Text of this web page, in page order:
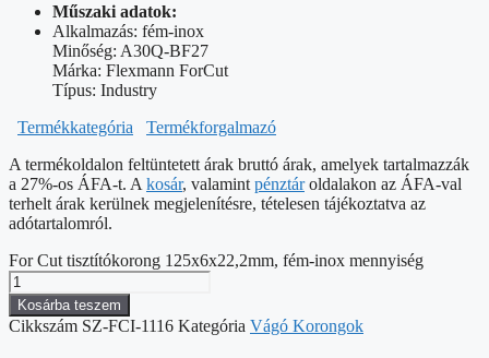
Műszaki adatok:
Alkalmazás: fém-inox
Minőség: A30Q-BF27
Márka: Flexmann ForCut
Típus: Industry
Termékkategória
Termékforgalmazó
A termékoldalon feltüntetett árak bruttó árak, amelyek tartalmazzák
a 27%-os ÁFA-t. A kosár, valamint pénztároldalakon az ÁFA-val
terhelt árak kerülnek megjelenítésre, tételesen tájékoztatva az
adótartalomról.
For Cut tisztítókorong 125x6x22,2mm, fém-inox mennyiség
Kosárba teszem
Cikkszám SZ-FCI-1116 Kategória Vágó Korongok